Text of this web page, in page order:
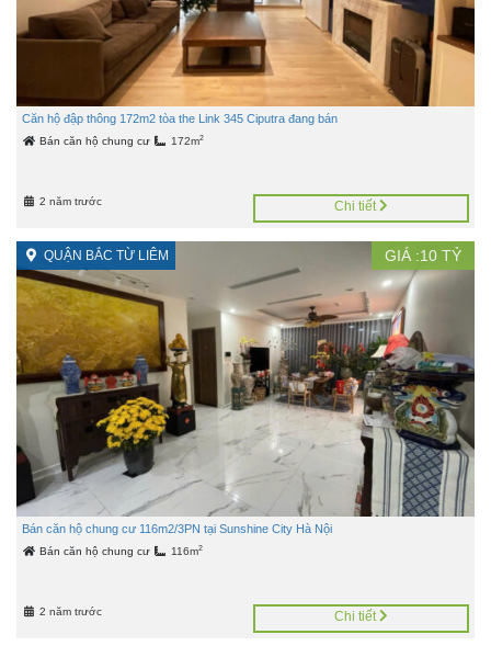
Căn hộ đập thông 172m2 tòa the Link 345 Ciputra đang bán
Bán căn hộ chung cư 172m2
2 năm trước Chi tiết
QUẬN BẮC TỪ LIÊM GIÁ :10 TỶ
Bán căn hộ chung cư 116m2/3PN tại Sunshine City Hà Nội
Bán căn hộ chung cư 116m2
2 năm trước Chi tiết